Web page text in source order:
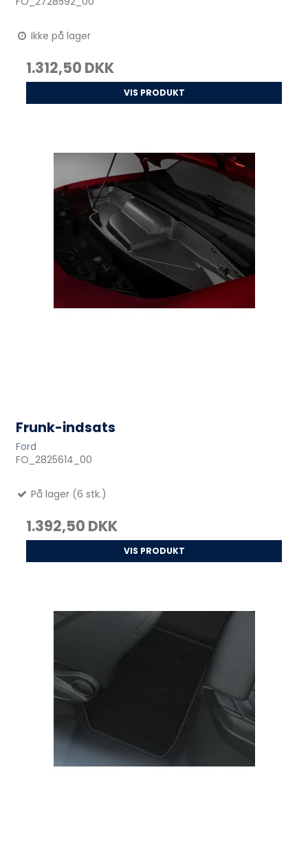
Ikke på lager
1.312,50 DKK
VIS PRODUKT
Frunk-indsats
Ford
FO_2825614_00
På lager (6 stk.)
1.392,50 DKK
VIS PRODUKT